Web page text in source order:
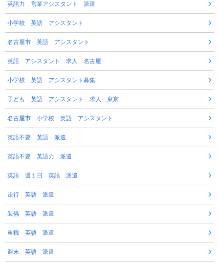
英語力 営業アシスタント 派遣
小学校 英語 アシスタント
名古屋市 英語 アシスタント
英語 アシスタント 求人 名古屋
小学校 英語 アシスタント募集
子ども 英語 アシスタント 求人 東京
名古屋市 小学校 英語 アシスタント
英語不要 英語 派遣
英語不要 英語力 派遣
英語 週１日 英語 派遣
走行 英語 派遣
装備 英語 派遣
重機 英語 派遣
週末 英語 派遣